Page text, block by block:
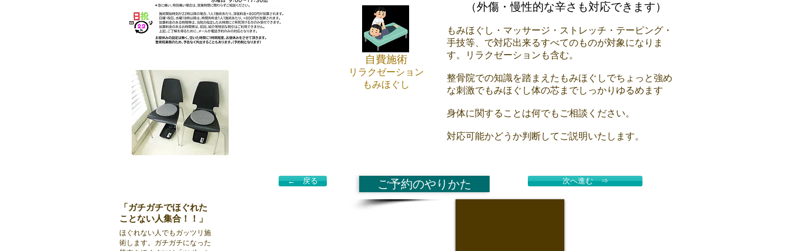
← 戻る
自費施術
リラクゼーション
もみほぐし
（外傷・慢性的な辛さも対応できます）
もみほぐし・マッサージ・ストレッチ・テーピング・
手技等、で対応出来るすべてのものが対象になりま
す。リラクゼーションも含む。
整骨院での知識を踏まえたもみほぐしでちょっと強め
な刺激でもみほぐし体の芯までしっかりゆるめます
身体に関することは何でもご相談ください。
対応可能かどうか判断してご説明いたします。
ご予約のやりかた 次へ進む ⇒
「ガチガチでほぐれた
ことない人集合！！」
ほぐれない人でもガッツリ施
術します。ガチガチになった